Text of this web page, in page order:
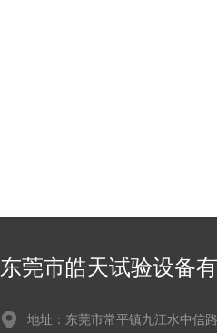
东莞市皓天试验设备
地址：东莞市常平镇九江水中信